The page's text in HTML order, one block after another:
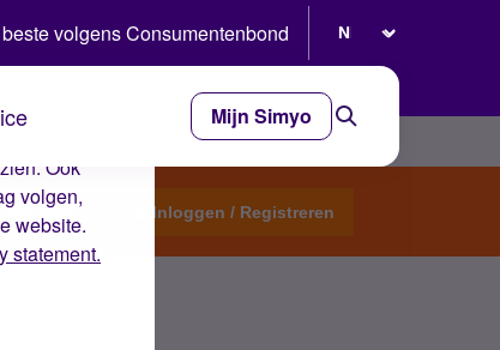
op de
Ook
volgen,
website.
statement.
volgens Consumentenbond
Mijn Simyo
een topic Inloggen / Registreren